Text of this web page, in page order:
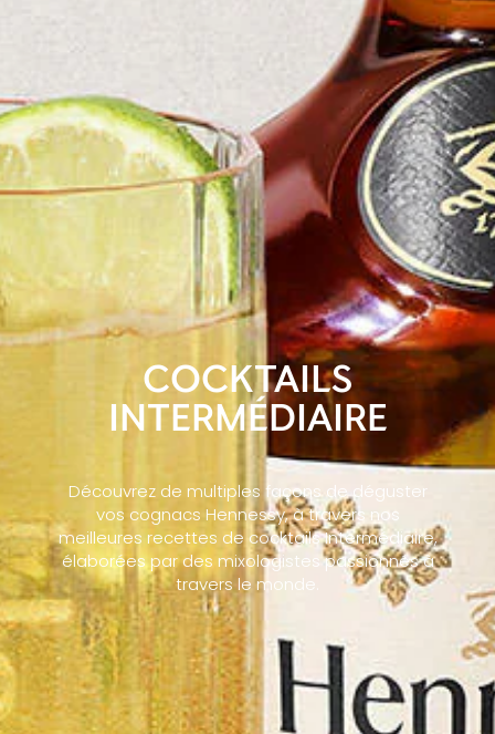
COCKTAILS
INTERMÉDIAIRE
Découvrez de multiples façons de déguster
vos cognacs Hennessy, à travers nos
meilleures recettes de cocktails Intermédiaire,
élaborées par des mixologistes passionnés à
travers le monde.